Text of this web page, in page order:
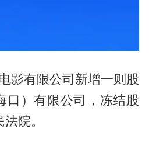
影有限公司新增一则股
口）有限公司，冻结股
院。